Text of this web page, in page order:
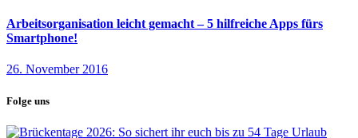
Arbeitsorganisation leicht gemacht – 5 hilfreiche Apps fürs
Smartphone!
26. November 2016
Folge uns